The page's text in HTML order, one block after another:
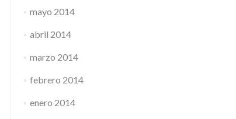
mayo 2014
abril 2014
marzo 2014
febrero 2014
enero 2014